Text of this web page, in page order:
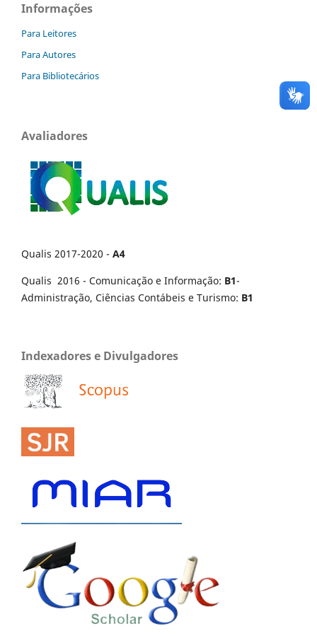
Informações
Para Leitores
Para Autores
Para Bibliotecários
Avaliadores
Qualis 2017-2020 - A4
Qualis 2016 - Comunicação e Informação: B1-
Administração, Ciências Contábeis e Turismo: B1
Indexadores e Divulgadores